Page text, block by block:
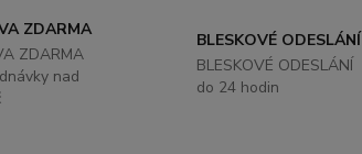
ZDARMA
ZDARMA
nad
BLESKOVÉ ODESLÁNÍ
BLESKOVÉ ODESLÁNÍ
do 24 hodin